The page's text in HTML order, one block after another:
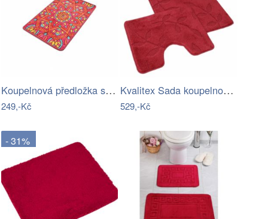
Koupelnová předložka s motivem mandaly…
249,-Kč
Kvalitex Sada koupelnových předložek…
529,-Kč
- 31%